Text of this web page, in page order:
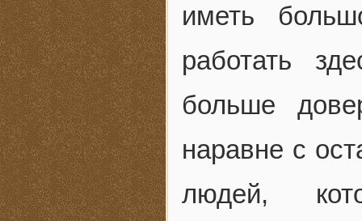
иметь
работать
больше
наравне с
людей,